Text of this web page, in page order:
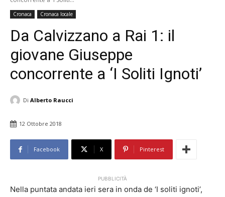
Cronaca Cronaca locale
Da Calvizzano a Rai 1: il
giovane Giuseppe
concorrente a ‘I Soliti Ignoti’
Di Alberto Raucci
12 Ottobre 2018
Facebook X Pinterest
PUBBLICITÀ
Nella puntata andata ieri sera in onda de ‘I soliti ignoti’,